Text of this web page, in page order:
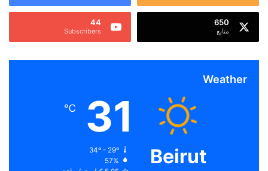
650
متابع
44
Subscribers
Weather
Beirut
31
℃
34º - 29º
57%